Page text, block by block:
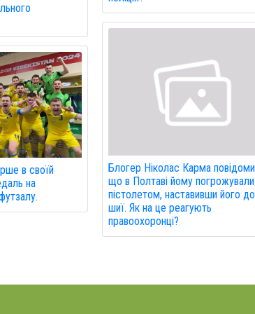
в своїй
на
Блогер Ніколас Карма
що в Полтаві йому погрожували
пістолетом, наставивши його до
шиї. Як на це реагують
правоохоронці?